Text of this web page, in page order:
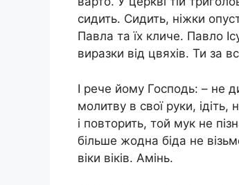
сидить. Сидить, ніжки
Павла та їх кличе. Павло
виразки від цвяхів. Ти за
І рече йому Господь: – не
молитву в свої руки, ідіть,
і повторить, той мyк не
більше жодна біда не
віки віків. Амінь.